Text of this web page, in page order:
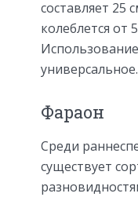
составляет 25
колеблется от
универсальное.
Фараон
Среди
существует